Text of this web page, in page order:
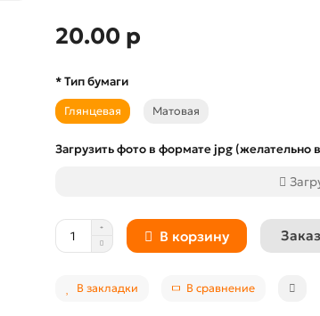
20.00 р
* Тип бумаги
Глянцевая Матовая
Загрузить фото в формате jpg (желательно
В корзину
В закладки В сравнение